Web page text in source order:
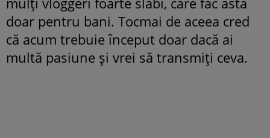
doar pentru bani. Tocmai de aceea cred
că acum trebuie început doar dacă ai
multă pasiune și vrei să transmiți ceva.